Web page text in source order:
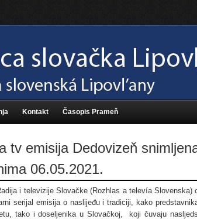
Kontakt Časopis Prameň
tv emisija Dedovizeň
06.05.2021.
i televizije Slovačke (Rozhlas a televía Slovenska)
serijal emisija o naslijeđu i tradiciji, kako
tako i doseljenika u Slovačkoj, koji čuvaju